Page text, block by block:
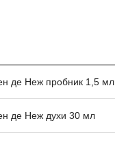
де Неж пробник 1,5 мл
де Неж духи 30 мл